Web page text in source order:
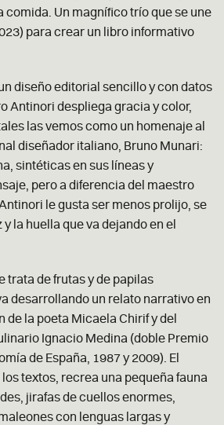
comida. Un magnífico trío que se une
para crear un libro informativo
diseño editorial sencillo y con datos
Antinori despliega gracia y color,
las vemos como un homenaje al
diseñador italiano, Bruno Munari:
sintéticas en sus líneas y
pero a diferencia del maestro
le gusta ser menos prolijo, se
la huella que va dejando en el
trata de frutas y de papilas
desarrollando un relato narrativo en
de la poeta Micaela Chirif y del
Ignacio Medina (doble Premio
de España, 1987 y 2009). El
textos, recrea una pequeña fauna
jirafas de cuellos enormes,
con lenguas largas y